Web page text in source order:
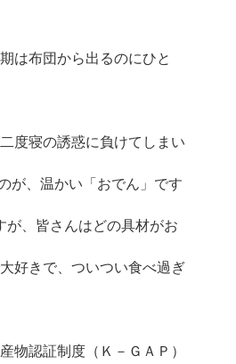
は布団から出るのにひと
度寝の誘惑に負けてしまい
が、温かい「おでん」です
が、皆さんはどの具材がお
好きで、ついつい食べ過ぎ
物認証制度（Ｋ－ＧＡＰ）